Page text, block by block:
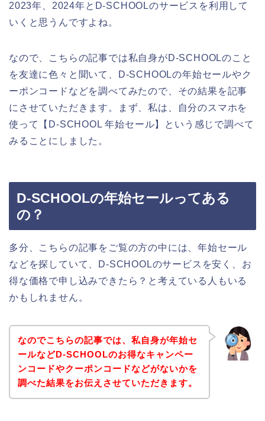
2023年、2024年とD-SCHOOLのサービスを利用して
いくと思うんですよね。
なので、こちらの記事では私自身がD-SCHOOLのこと
を友達に色々と聞いて、D-SCHOOLの年始セールやク
ーポンコードなどを調べてみたので、その結果を記事
にさせていただきます。まず、私は、自分のスマホを
使って【D-SCHOOL 年始セール】という感じで調べて
みることにしました。
D-SCHOOLの年始セールってある
の？
多分、こちらの記事をご覧の方の中には、年始セール
などを探していて、D-SCHOOLのサービスを安く、お
得な価格で申し込みできたら？と考えている人もいる
かもしれません。
なのでこちらの記事では、私自身が年始セ
ールなどD-SCHOOLのお得なキャンペー
ンコードやクーポンコードなどがないかを
調べた結果をお伝えさせていただきます。